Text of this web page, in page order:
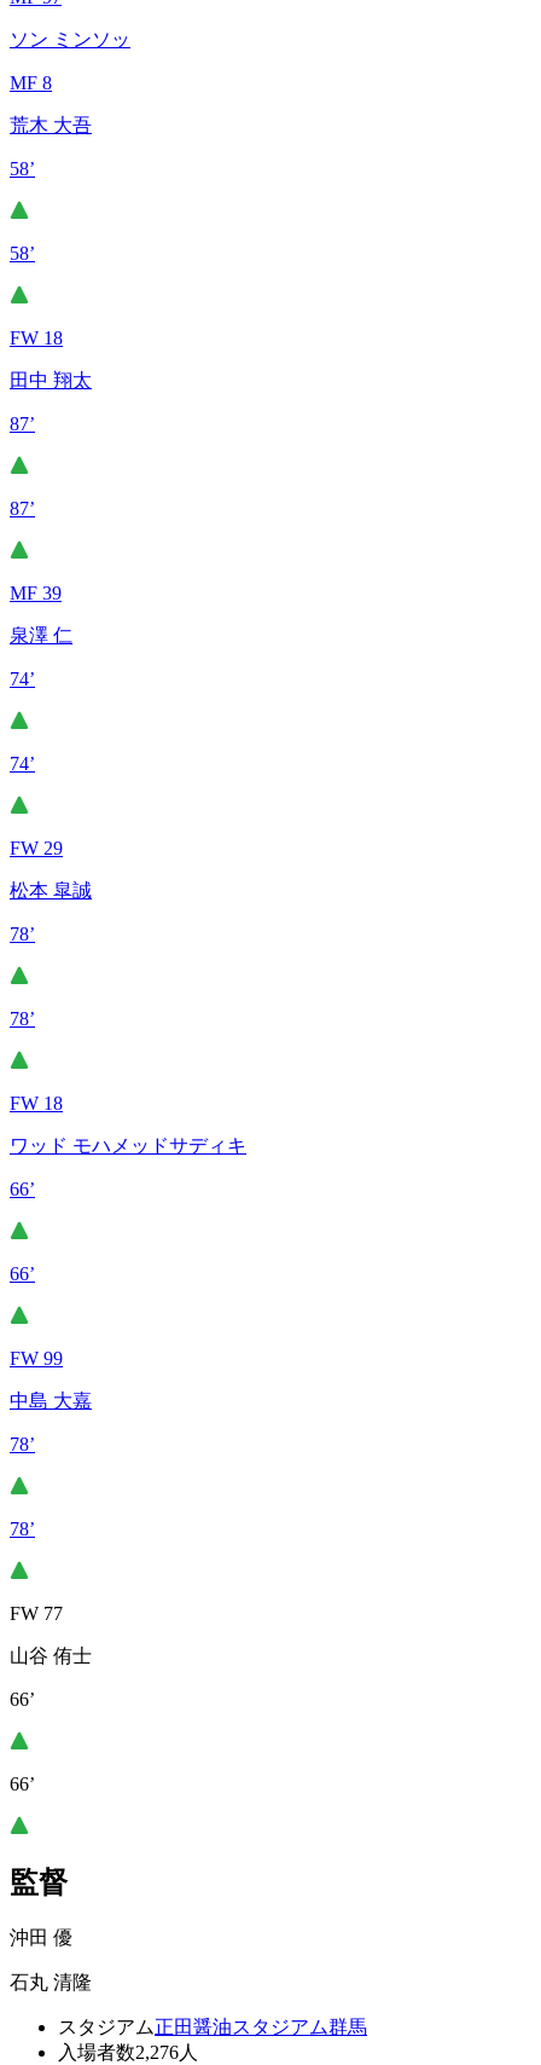
ソン ミンソッ
MF 8
荒木 大吾
58’
58’
FW 18
田中 翔太
87’
87’
MF 39
泉澤 仁
74’
74’
FW 29
松本 皐誠
78’
78’
FW 18
ワッド モハメッドサディキ
66’
66’
FW 99
中島 大嘉
78’
78’
FW 77
山谷 侑士
66’
66’
監督
沖田 優
石丸 清隆
スタジアム正田醤油スタジアム群馬
入場者数2,276人